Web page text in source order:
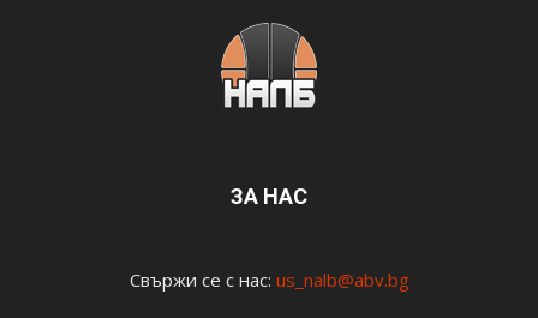
ЗА НАС
Свържи се с нас: us_nalb@abv.bg